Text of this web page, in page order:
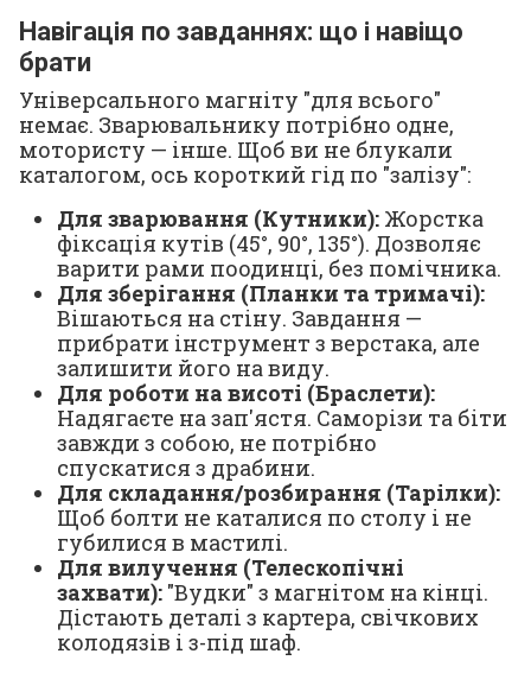
Навігація по завданнях: що і навіщо
брати
Універсального магніту "для всього"
немає. Зварювальнику потрібно одне,
мотористу — інше. Щоб ви не блукали
каталогом, ось короткий гід по "залізу":
Для зварювання (Кутники): Жорстка
фіксація кутів (45°, 90°, 135°). Дозволяє
варити рами поодинці, без помічника.
Для зберігання (Планки та тримачі):
Вішаються на стіну. Завдання —
прибрати інструмент з верстака, але
залишити його на виду.
Для роботи на висоті (Браслети):
Надягаєте на зап'ястя. Саморізи та біти
завжди з собою, не потрібно
спускатися з драбини.
Для складання/розбирання (Тарілки):
Щоб болти не каталися по столу і не
губилися в мастилі.
Для вилучення (Телескопічні
захвати): "Вудки" з магнітом на кінці.
Дістають деталі з картера, свічкових
колодязів і з-під шаф.